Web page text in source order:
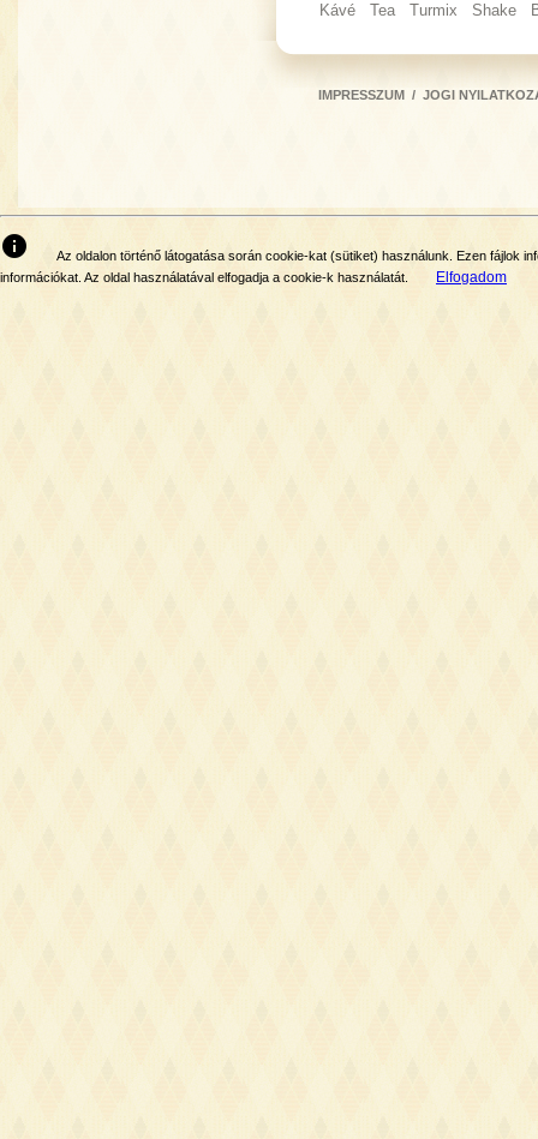
Kávé
Tea Turmix Shake
IMPRESSZUM / JOGI
info
Az oldalon történő látogatása során cookie-kat (sütiket) használunk. Ezen
információkat. Az oldal használatával elfogadja a cookie-k használatát.
Elfogadom